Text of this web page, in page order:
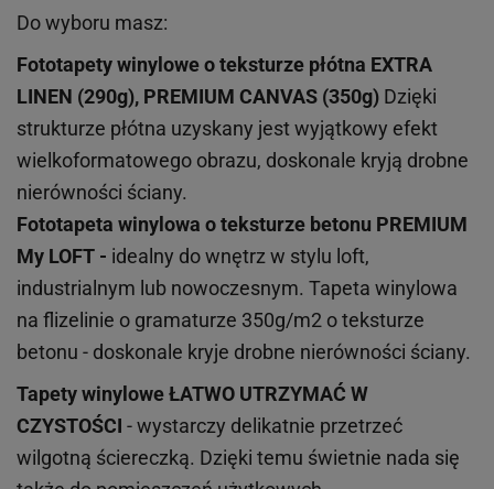
Do wyboru masz:
Fototapety winylowe oteksturze płótna EXTRA
LINEN (290g), PREMIUM CANVAS (350g) Dzięki
strukturze płótna uzyskany jest wyjątkowy efekt
wielkoformatowego obrazu, doskonale kryją drobne
nierówności ściany.
Fototapeta winylowa oteksturze betonu PREMIUM
My LOFT - idealny do wnętrz w stylu loft,
industrialnym lub nowoczesnym. Tapeta winylowa
na flizelinie o gramaturze 350g/m2 o teksturze
betonu - doskonale kryje drobne nierówności ściany.
Tapety winyloweŁATWO UTRZYMAĆ W
CZYSTOŚCI - wystarczy delikatnie przetrzeć
wilgotną ściereczką. Dzięki temu świetnie nada się